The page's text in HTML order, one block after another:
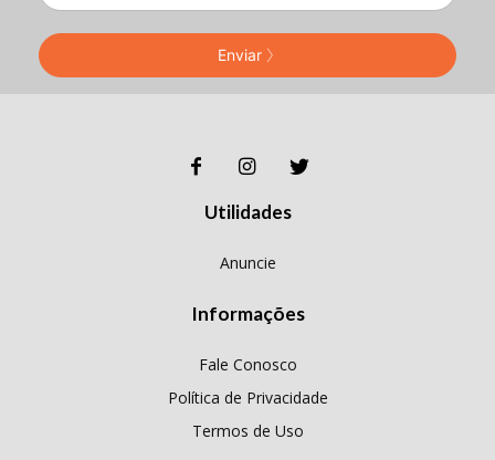
Enviar
Utilidades
Anuncie
Informações
Fale Conosco
Política de Privacidade
Termos de Uso